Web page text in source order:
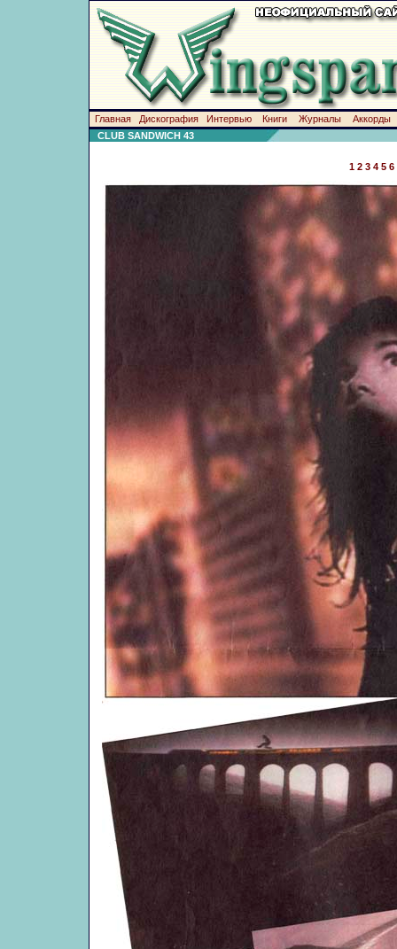
Главная Дискография Интервью Книги Журналы
Аккорды
CLUB SANDWICH 43
1 2 3 4 5 6